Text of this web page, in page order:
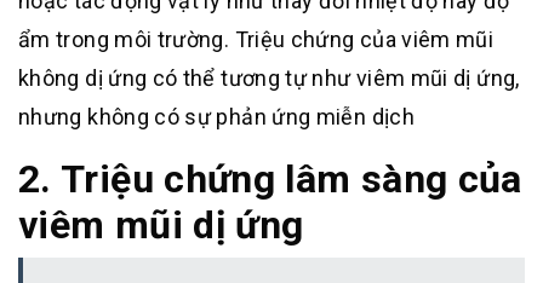
ẩm trong môi trường. Triệu chứng của viêm mũi
không dị ứng có thể tương tự như viêm mũi dị ứng,
nhưng không có sự phản ứng miễn dịch
2. Triệu chứng lâm sàng của
viêm mũi dị ứng